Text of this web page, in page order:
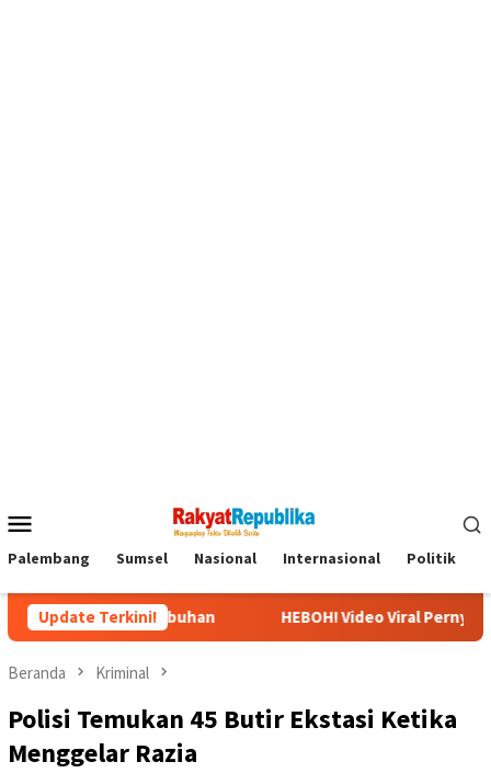
Mobile
Palembang Sumsel Nasional Internasional Politik
Update Terkini! HEBOH! Video Viral Pernyataan Ubedilah
Beranda Kriminal
Polisi Temukan 45 Butir Ekstasi Ketika
Menggelar Razia